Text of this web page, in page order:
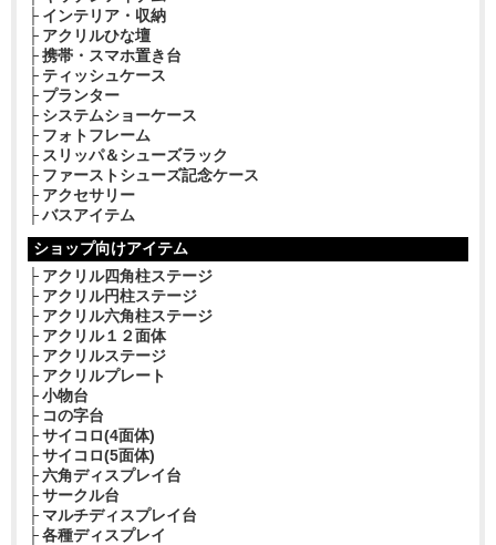
インテリア・収納
アクリルひな壇
携帯・スマホ置き台
ティッシュケース
プランター
システムショーケース
フォトフレーム
スリッパ＆シューズラック
ファーストシューズ記念ケース
アクセサリー
バスアイテム
ショップ向けアイテム
アクリル四角柱ステージ
アクリル円柱ステージ
アクリル六角柱ステージ
アクリル１２面体
アクリルステージ
アクリルプレート
小物台
コの字台
サイコロ(4面体)
サイコロ(5面体)
六角ディスプレイ台
サークル台
マルチディスプレイ台
各種ディスプレイ